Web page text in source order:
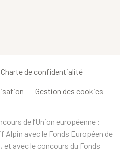
Charte de confidentialité
Gestion des cookies
de l’Union européenne :
Alpin avec le Fonds Européen de
et avec le concours du Fonds